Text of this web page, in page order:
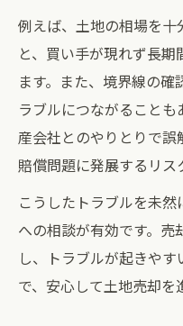
土地売却時に
トラブル回避
三大タブーを
法
土地売却で不
策
トラブルを回避す
土地売却で必
境界確定や測
土地売却前に
例えば、土地の相場を
と、買い手が現れず長
ます。また、境界線の
ラブルにつながること
産会社とのやりとりで
賠償問題に発展するリス
こうしたトラブルを未
への相談が有効です。
し、トラブルが起きや
で、安心して土地売却を